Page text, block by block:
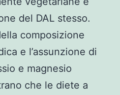
del DAL stesso.
composizione
e l’assunzione di
e magnesio
che le diete a